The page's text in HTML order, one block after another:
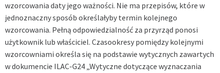
wzorcowania daty jego ważności. Nie ma przepisów, które w
jednoznaczny sposób określałyby termin kolejnego
wzorcowania. Pełną odpowiedzialność za przyrząd ponosi
użytkownik lub właściciel. Czasookresy pomiędzy kolejnymi
wzorcowniami określa się na podstawie wytycznych zawartych
w dokumencie ILAC-G24 „Wytyczne dotyczące wyznaczania